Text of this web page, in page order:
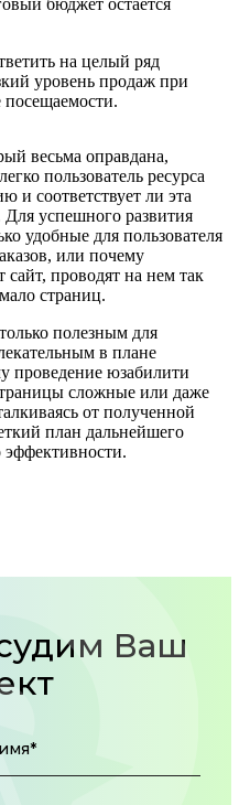
бюджет остается
на целый ряд
уровень продаж при
посещаемости.
весьма оправдана,
пользователь ресурса
соответствует ли эта
успешного развития
удобные для пользователя
или почему
проводят на нем так
страниц.
полезным для
в плане
проведение юзабилити
сложные или даже
от полученной
план дальнейшего
эффективности.
Ваш